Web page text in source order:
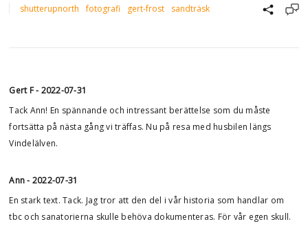
shutterupnorth
fotografi gert-frost sandträsk
Gert F- 2022-07-31
Tack Ann! En spännande och intressant berättelse som du måste
fortsätta på nästa gång vi träffas. Nu på resa med husbilen längs
Vindelälven.
Ann- 2022-07-31
En stark text. Tack. Jag tror att den del i vår historia som handlar om
tbc och sanatorierna skulle behöva dokumenteras. För vår egen skull.